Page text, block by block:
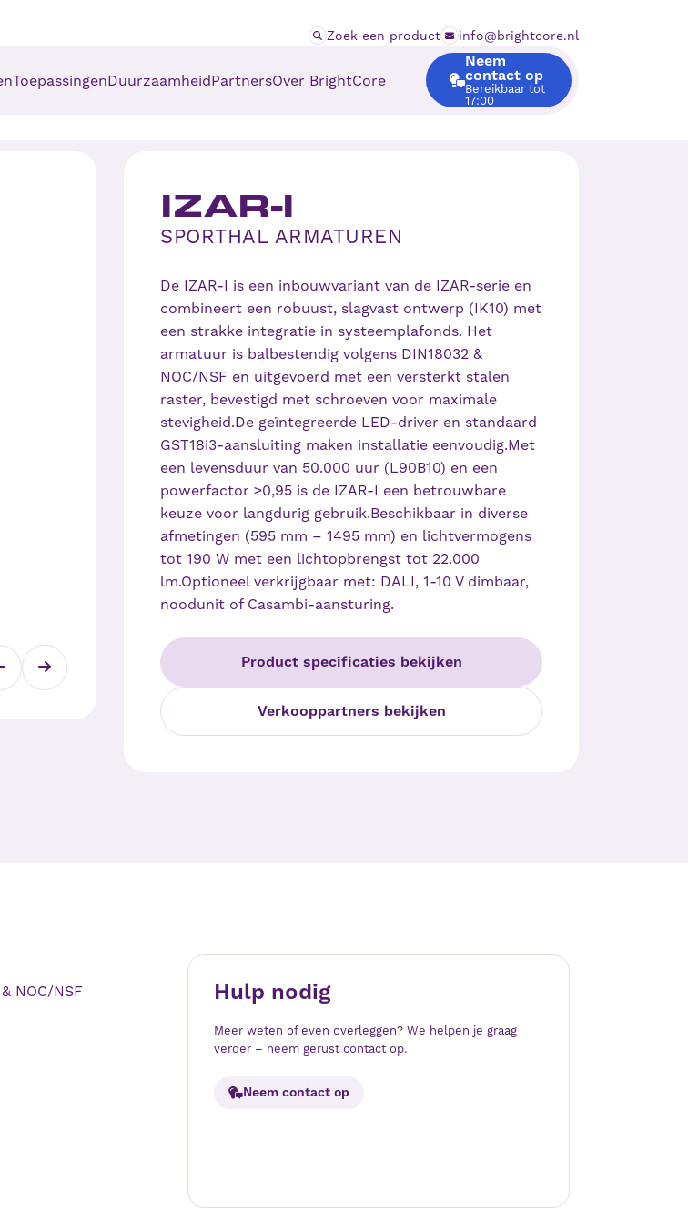
Zoek een product info@brightcore.nl
ToepassingenDuurzaamheidPartnersOver BrightCore
Neem
contact op
Bereikbaar tot
17:00
IZAR-I
SPORTHAL ARMATUREN
De IZAR-I is een inbouwvariant van de IZAR-serie en
combineert een robuust, slagvast ontwerp (IK10) met
een strakke integratie in systeemplafonds. Het
armatuur is balbestendig volgens DIN18032 &
NOC/NSF en uitgevoerd met een versterkt stalen
raster, bevestigd met schroeven voor maximale
stevigheid.De geïntegreerde LED-driver en standaard
GST18i3-aansluiting maken installatie eenvoudig.Met
een levensduur van 50.000 uur (L90B10) en een
powerfactor ≥0,95 is de IZAR-I een betrouwbare
keuze voor langdurig gebruik.Beschikbaar in diverse
afmetingen (595 mm – 1495 mm) en lichtvermogens
tot 190 W met een lichtopbrengst tot 22.000
lm.Optioneel verkrijgbaar met: DALI, 1-10 V dimbaar,
noodunit of Casambi-aansturing.
Product specificaties bekijken
Verkooppartners bekijken
NOC/NSF
Hulp nodig
Meer weten of even overleggen? We helpen je graag
verder – neem gerust contact op.
Neem contact op